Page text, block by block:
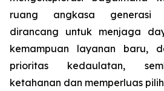
ruang angkasa generasi
dirancang untuk menjaga
kemampuan layanan baru,
prioritas kedaulatan,
ketahanan dan memperluas